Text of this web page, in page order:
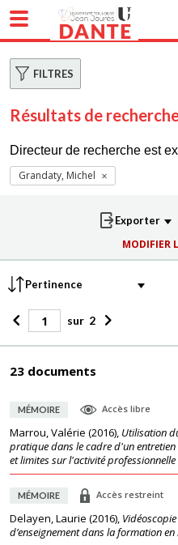
FILTRES
Résultats de
Directeur de recherche est
Grandaty, Michel
MODIFIER
sur 2
23 documents
MÉMOIRE Accès libre
Marrou, Valérie (2016), Utilisation
pratique dans le cadre d'un
et limites sur l'activité professionnelle
MÉMOIRE Accès restreint
Delayen, Laurie (2016),
d’enseignement dans la formation